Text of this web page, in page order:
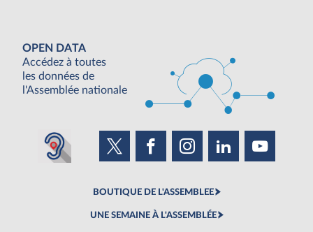
OPEN DATA
Accédez à toutes
les données de
l'Assemblée nationale
BOUTIQUE DE L'ASSEMBLEE
UNE SEMAINE À L'ASSEMBLÉE